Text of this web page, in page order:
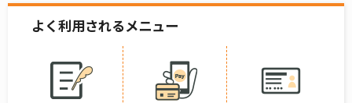
よく利用されるメニュー